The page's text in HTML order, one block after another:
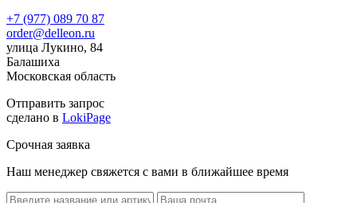
+7 (977) 089 70 87
order@delleon.ru
улица Лукино, 84
Балашиха
Московская область
Отправить запрос
сделано в LokiPage
Срочная заявка
Наш менеджер свяжется с вами в ближайшее время